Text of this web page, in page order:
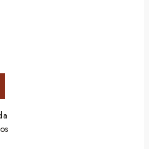
ao rol dos esquecidos.